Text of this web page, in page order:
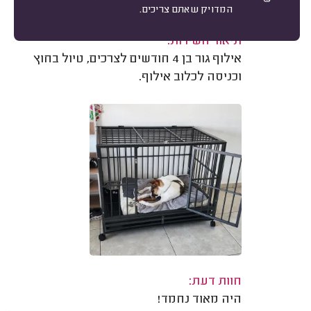
המדויק שאתם צריכים.
משוב: 09/09/2025
תיאור השירות:
אילוף גור בן 4 חודשים לצרכים, טיול בחוץ
וכניסה לכלוב אילוף.
חוות דעת:
היה מאוד נחמד!